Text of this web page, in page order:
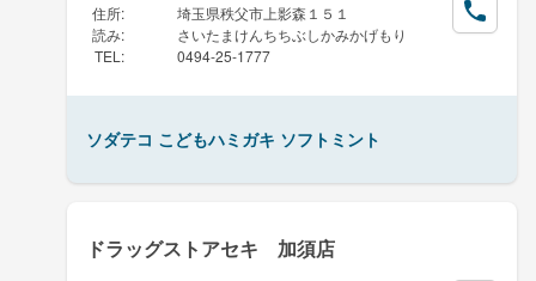
住所:
埼玉県秩父市上影森１５１
読み:
さいたまけんちちぶしかみかげもり
TEL : 0494-25-1777
ソダテコ こどもハミガキ ソフトミント
ドラッグストアセキ 加須店